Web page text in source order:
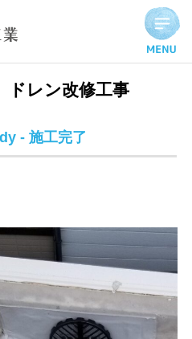
| 施工完了実績
レン改修工事
- 施工完了